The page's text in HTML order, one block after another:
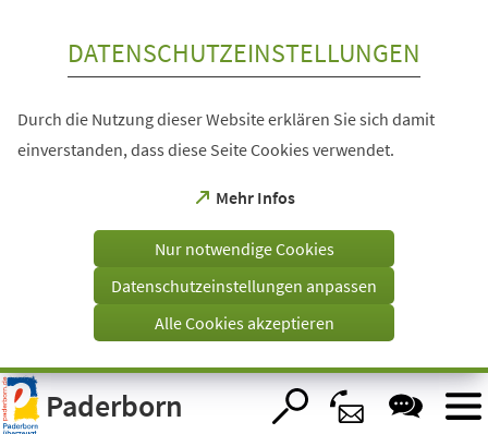
Visuelle
Assistenzsoftware
öffnen.
DATENSCHUTZEINSTELLUNGEN
Durch die Nutzung dieser Website erklären Sie sich damit
einverstanden, dass diese Seite Cookies verwendet.
Mehr Infos
(Öffnet
einem
Tab)
Nur notwendige Cookies
Datenschutzeinstellungen anpassen
Alle Cookies akzeptieren
Paderborn